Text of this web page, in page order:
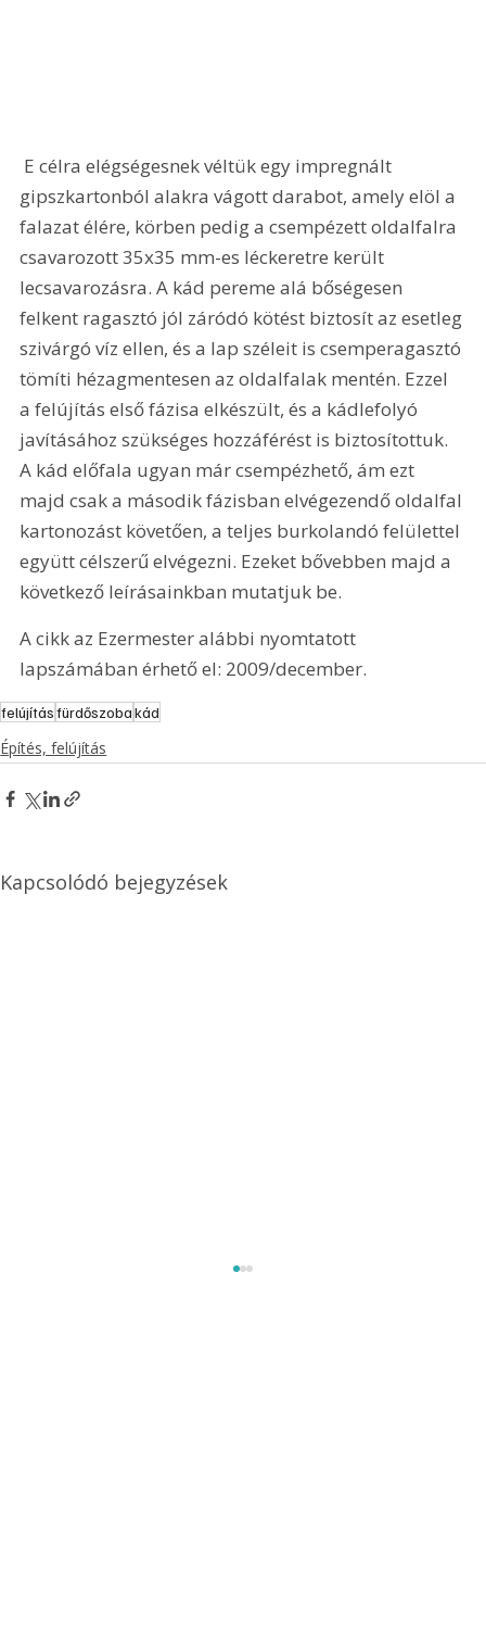
gipszkartonból alakra vágott darabot, amely elöl a
falazat élére, körben pedig a csempézett oldalfalra
csavarozott 35x35 mm-es léckeretre került
lecsavarozásra. A kád pereme alá bőségesen
felkent ragasztó jól záródó kötést biztosít az esetleg
szivárgó víz ellen, és a lap széleit is csemperagasztó
tömíti hézagmentesen az oldalfalak mentén. Ezzel
a felújítás első fázisa elkészült, és a kádlefolyó
javításához szükséges hozzáférést is biztosítottuk.
A kád előfala ugyan már csempézhető, ám ezt
majd csak a második fázisban elvégezendő oldalfal
kartonozást követően, a teljes burkolandó felülettel
együtt célszerű elvégezni. Ezeket bővebben majd a
következő leírásainkban mutatjuk be.
A cikk az Ezermester alábbi nyomtatott
lapszámában érhető el: 2009/december.
felújításfürdőszobakád
Építés, felújítás
Kapcsolódó bejegyzések